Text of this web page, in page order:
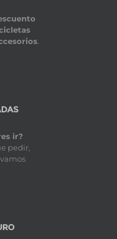
ir?
pedir,